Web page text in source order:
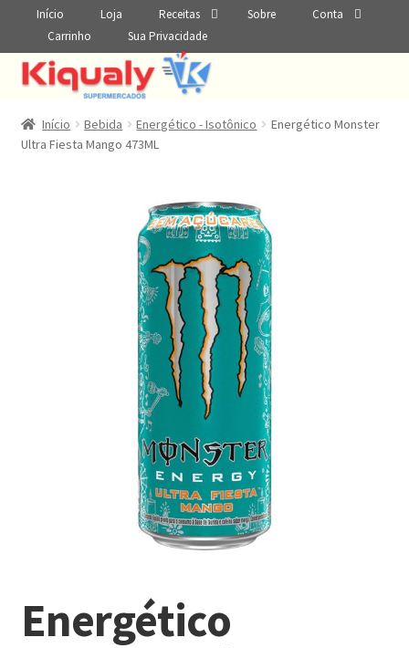
Início Loja Receitas Sobre
Conta
Carrinho
Sua Privacidade
Início Bebida Energético - Isotônico
Energético Monster
Ultra Fiesta Mango 473ML
Energético